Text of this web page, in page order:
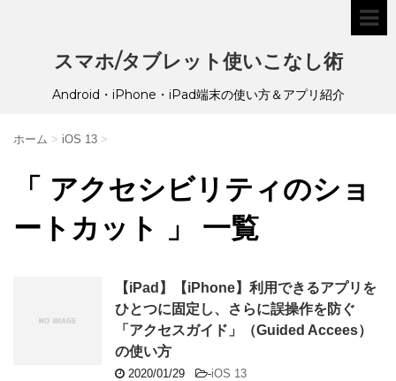
スマホ/タブレット使いこなし術
Android・iPhone・iPad端末の使い方＆アプリ紹介
ホーム > iOS 13 >
「 アクセシビリティのショ
ートカット 」 一覧
【iPad】【iPhone】利用できるアプリを
ひとつに固定し、さらに誤操作を防ぐ
「アクセスガイド」（Guided Accees）
の使い方
2020/01/29 -iOS 13